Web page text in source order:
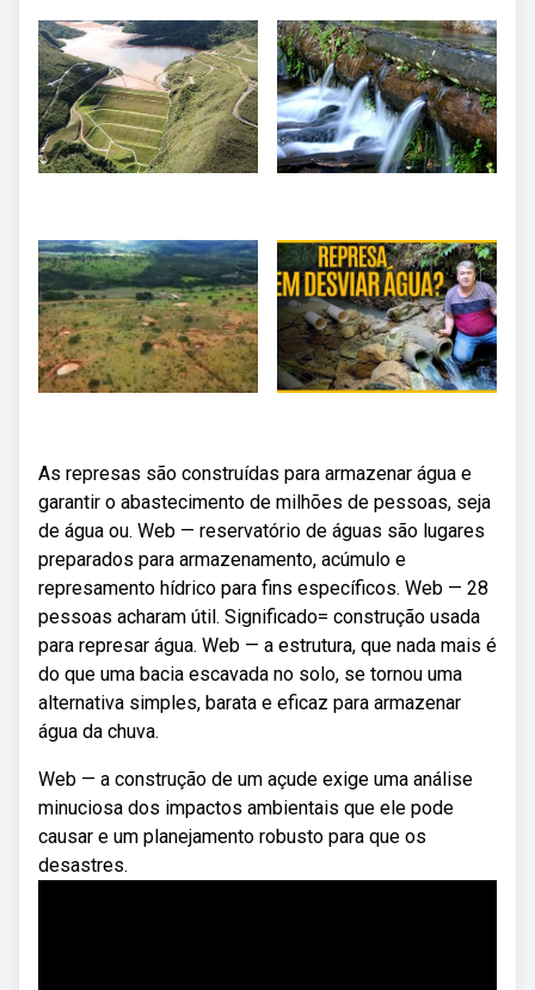
As represas são construídas para armazenar água e
garantir o abastecimento de milhões de pessoas, seja
de água ou. Web — reservatório de águas são lugares
preparados para armazenamento, acúmulo e
represamento hídrico para fins específicos. Web — 28
pessoas acharam útil. Significado= construção usada
para represar água. Web — a estrutura, que nada mais é
do que uma bacia escavada no solo, se tornou uma
alternativa simples, barata e eficaz para armazenar
água da chuva.
Web — a construção de um açude exige uma análise
minuciosa dos impactos ambientais que ele pode
causar e um planejamento robusto para que os
desastres.